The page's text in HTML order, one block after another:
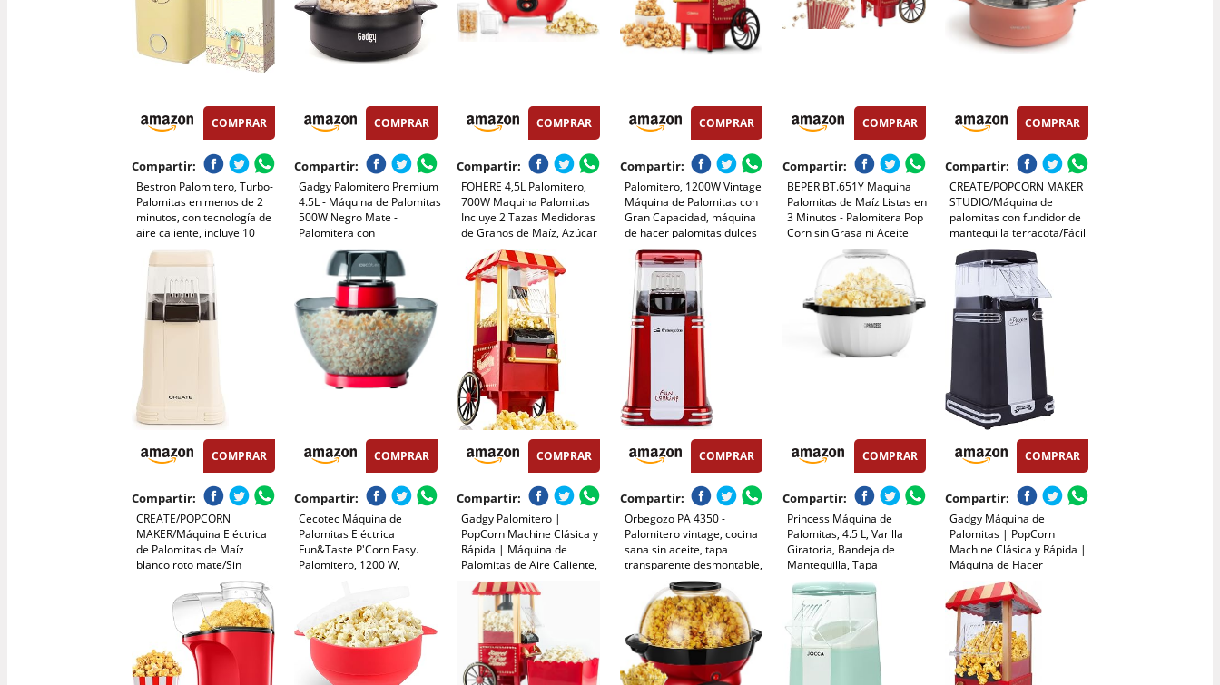
COMPRAR
Compartir:
Bestron Palomitero, Turbo-
Palomitas en menos de 2
minutos, con tecnología de
aire caliente, incluye 10
bolsas de palomitas y taza
medidora integrada,
colección Sweet Dreams,
Color: Amarillo
COMPRAR
Compartir:
Gadgy Palomitero Premium
4.5L - Máquina de Palomitas
500W Negro Mate -
Palomitera con
Revestimiento
Antiadherente y Varilla
Mezcladora - Palomitero
Eléctrico Ideal para Cine en
Casa
COMPRAR
Compartir:
FOHERE 4,5L Palomitero,
700W Maquina Palomitas
Incluye 2 Tazas Medidoras
de Granos de Maíz, Azúcar
y Aceite, Agitación
Automática Electrico
Palomitera para las
Vacaciones y las Noches de
Cine, Rojo
COMPRAR
Compartir:
Palomitero, 1200W Vintage
Máquina de Palomitas con
Gran Capacidad, máquina
de hacer palomitas dulces
Aire Caliente Sin Grasa
AceitaLibre de BPA, Rojo
COMPRAR
Compartir:
BEPER BT.651Y Maquina
Palomitas de Maíz Listas en
3 Minutos - Palomitera Pop
Corn sin Grasa ni Aceite
COMPRAR
Compartir:
CREATE/POPCORN MAKER
STUDIO/Máquina de
palomitas con fundidor de
mantequilla terracota/Fácil
de usar, Hasta 100g de
maiz, Palomita en 5 min,
Palomitas dulces o saladas,
500W
COMPRAR
Compartir:
CREATE/POPCORN
MAKER/Máquina Eléctrica
de Palomitas de Maíz
blanco roto mate/Sin
aceites o grasas, Fácil de
limpiar, Palomitas en 3 min,
80g de maiz por tanda,
Sitema de seguridad,
COMPRAR
Compartir:
Cecotec Máquina de
Palomitas Eléctrica
Fun&Taste P'Corn Easy.
Palomitero, 1200 W,
Antiadherente y Extraíble,
Diseño Compacto
COMPRAR
Compartir:
Gadgy Palomitero |
PopCorn Machine Clásica y
Rápida | Máquina de
Palomitas de Aire Caliente,
Sin Aceite ni Grasa | Incluye
Vaso Medidor y Tapa
Superior Abatible |
Acabado Rojo Retro
COMPRAR
Compartir:
Orbegozo PA 4350 -
Palomitero vintage, cocina
sana sin aceite, tapa
transparente desmontable,
funcionamiento rapido en 3
minutos, fácil de usar, 1200
COMPRAR
Compartir:
Princess Máquina de
Palomitas, 4.5 L, Varilla
Giratoria, Bandeja de
Mantequilla, Tapa
Transparente, Bol
Reversible, Fácil de Limpiar,
Diseño Compacto,
Antideslizante, 450 W,
292980
COMPRAR
Compartir:
Gadgy Máquina de
Palomitas | PopCorn
Machine Clásica y Rápida |
Máquina de Hacer
Palomitas de Aire Caliente,
Sin Aceite ni Grasa | Incluye
Vaso Medidor y Tapa
Superior Abatible |
Acabado Negro Retro